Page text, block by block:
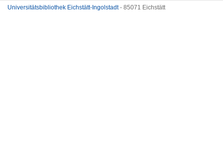
Universitätsbibliothek Eichstätt-Ingolstadt- 85071 Eichstätt